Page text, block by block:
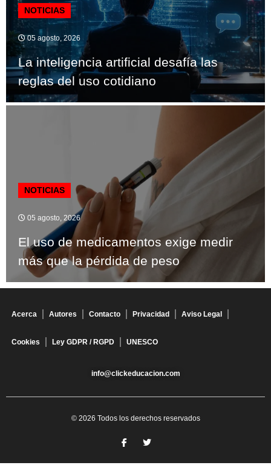
NOTICIAS
05 agosto, 2026
La inteligencia artificial desafía las
reglas del uso cotidiano
NOTICIAS
05 agosto, 2026
El uso de medicamentos exige medir
más que la pérdida de peso
Acerca Autores Contacto Privacidad Aviso Legal
Cookies Ley GDPR / RGPD UNESCO
info@clickeducacion.com
© 2026 Todos los derechos reservados